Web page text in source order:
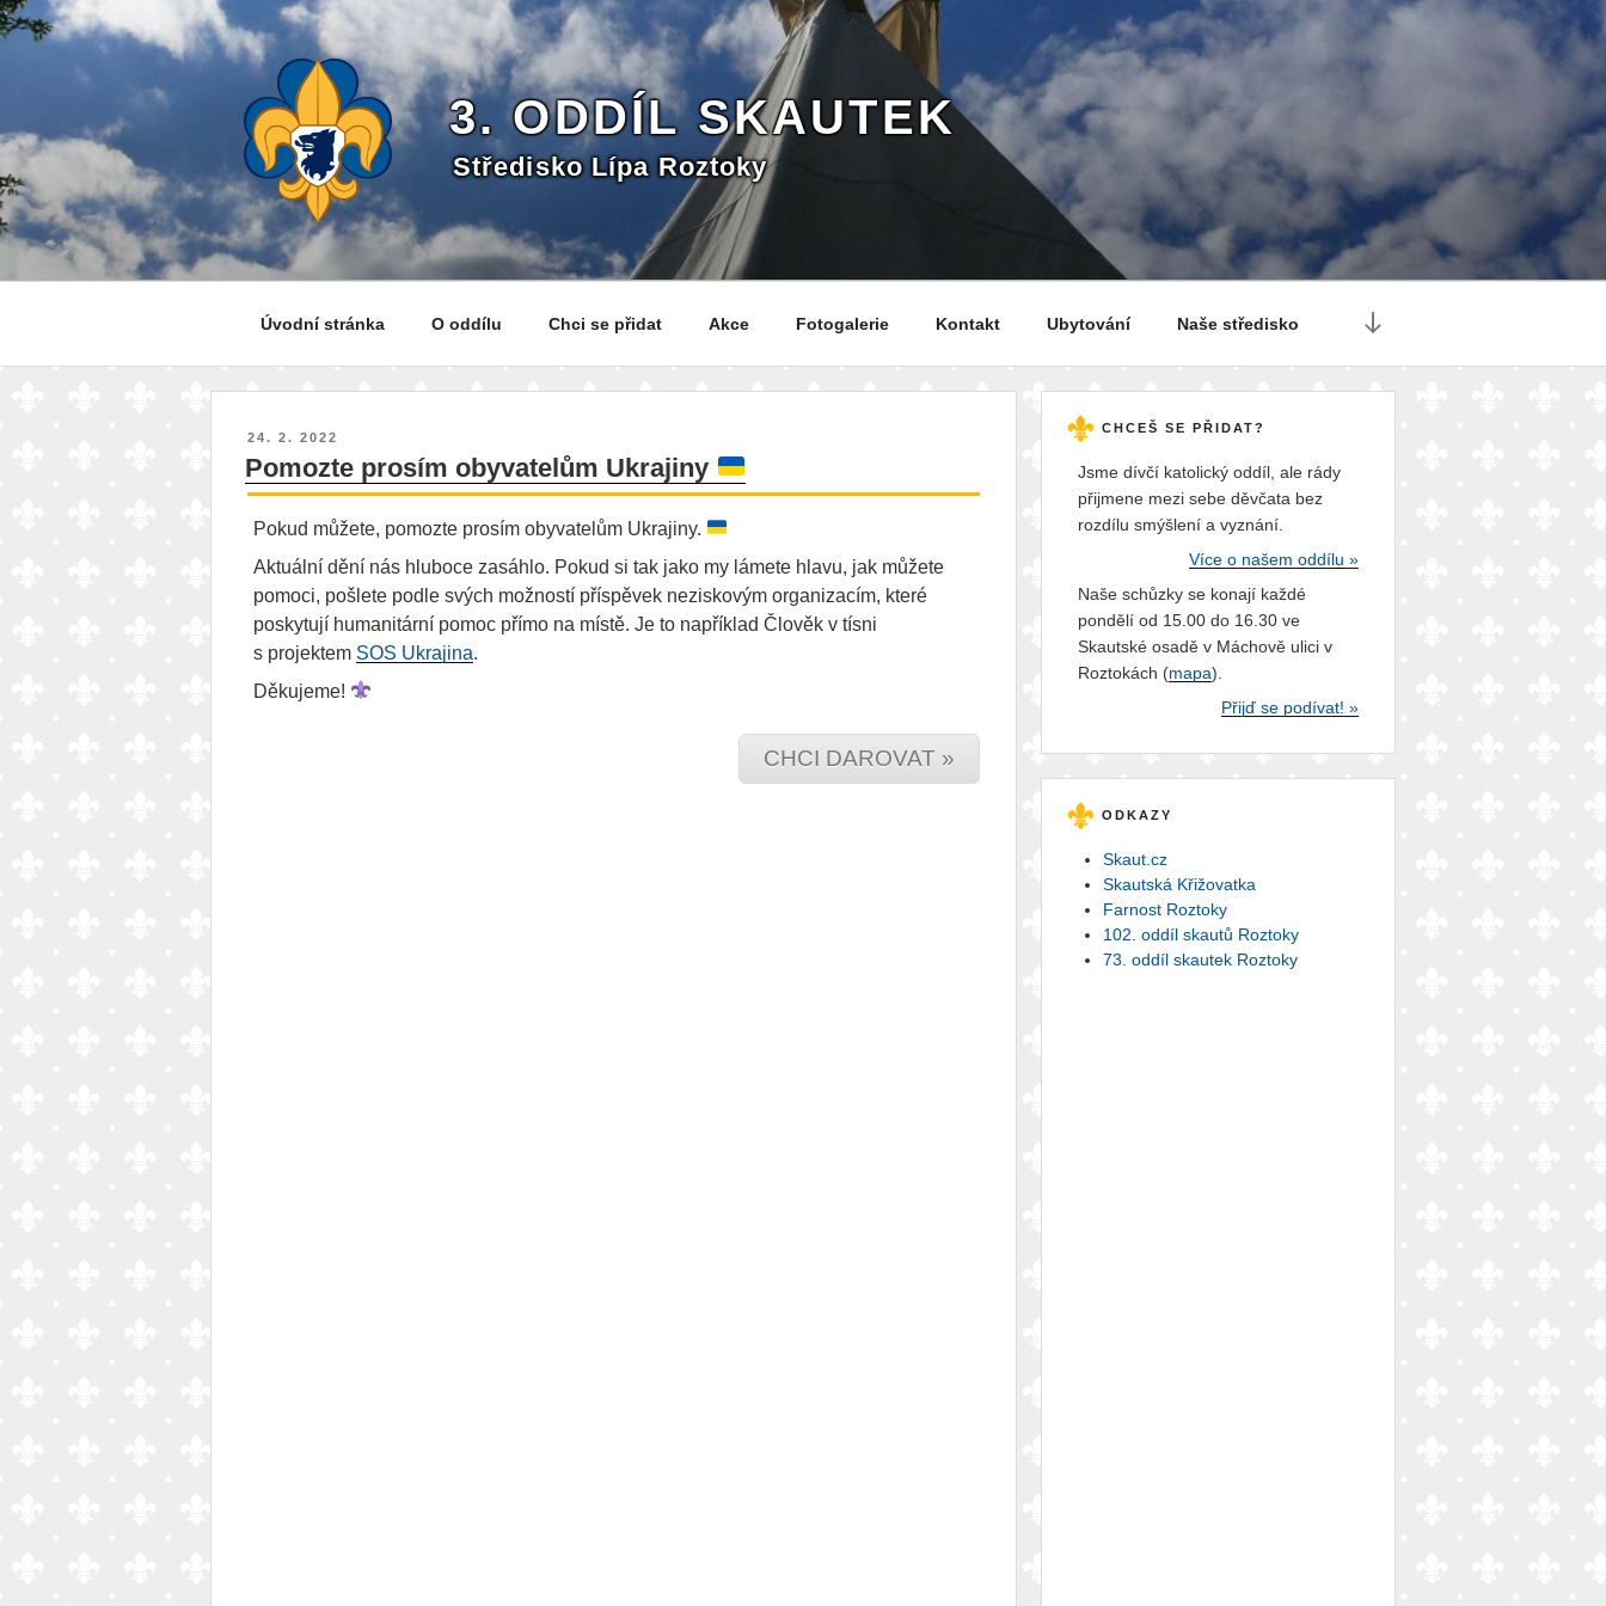
Přejít
k
3. ODDÍL SKAUTEK
Středisko Lípa Roztoky
Úvodní stránka O oddílu Chci se přidat Akce Fotogalerie Kontakt Ubytování Naše středisko
na
obsah
PUBLIKOVÁNO
24. 2. 2022
Pomozte prosím obyvatelům Ukrajiny
Pokud můžete, pomozte prosím obyvatelům Ukrajiny.
Aktuální dění nás hluboce zasáhlo. Pokud si tak jako my lámete hlavu, jak můžete
pomoci, pošlete podle svých možností příspěvek neziskovým organizacím, které
poskytují humanitární pomoc přímo na místě. Je to například Člověk v tísni
s projektem SOS Ukrajina.
Děkujeme!
CHCI DAROVAT »
CHCEŠ SE PŘIDAT?
Jsme dívčí katolický oddíl, ale rády
přijmene mezi sebe děvčata bez
rozdílu smýšlení a vyznání.
Více o našem oddílu »
Naše schůzky se konají každé
pondělí od 15.00 do 16.30 ve
Skautské osadě v Máchově ulici v
Roztokách (mapa).
Přijď se podívat! »
ODKAZY
Skaut.cz
Skautská Křižovatka
Farnost Roztoky
102. oddíl skautů Roztoky
73. oddíl skautek Roztoky